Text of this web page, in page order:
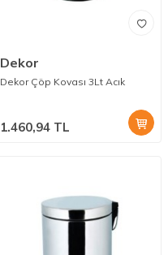
Dekor
Dekor Çöp Kovası 3Lt Acık
1.460,94 TL